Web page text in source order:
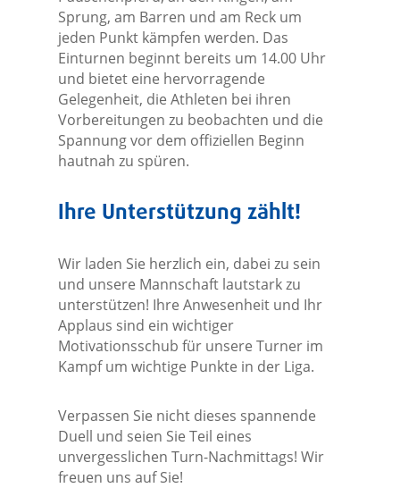
Sprung, am Barren und am Reck um
jeden Punkt kämpfen werden. Das
Einturnen beginnt bereits um 14.00 Uhr
und bietet eine hervorragende
Gelegenheit, die Athleten bei ihren
Vorbereitungen zu beobachten und die
Spannung vor dem offiziellen Beginn
hautnah zu spüren.
Ihre Unterstützung zählt!
Wir laden Sie herzlich ein, dabei zu sein
und unsere Mannschaft lautstark zu
unterstützen! Ihre Anwesenheit und Ihr
Applaus sind ein wichtiger
Motivationsschub für unsere Turner im
Kampf um wichtige Punkte in der Liga.
Verpassen Sie nicht dieses spannende
Duell und seien Sie Teil eines
unvergesslichen Turn-Nachmittags! Wir
freuen uns auf Sie!